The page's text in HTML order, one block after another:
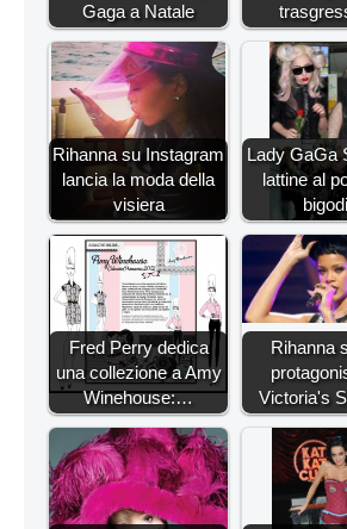
Gaga a Natale
Rihanna su Instagram
lancia la moda della
visiera
Lady GaGa
lattine al
Fred Perry dedica
una collezione a Amy
Winehouse:…
Rihanna
Victoria's